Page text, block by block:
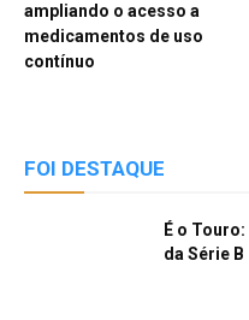
ampliando o acesso a
medicamentos de uso
contínuo
FOI DESTAQUE
É o
da Série